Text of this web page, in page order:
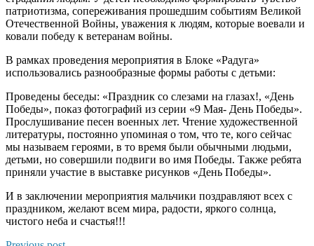
патриотизма, сопереживания прошедшим событиям Великой
Отечественной Войны, уважения к людям, которые воевали и
ковали победу к ветеранам войны.
В рамках проведения мероприятия в Блоке «Радуга»
использовались разнообразные формы работы с детьми:
Проведены беседы: «Праздник со слезами на глазах!, «День
Победы», показ фотографий из серии «9 Мая- День Победы».
Прослушивание песен военных лет. Чтение художественной
литературы, постоянно упоминая о том, что те, кого сейчас
мы называем героями, в то время были обычными людьми,
детьми, но совершили подвиги во имя Победы. Также ребята
приняли участие в выставке рисунков «День Победы».
И в заключении мероприятия мальчики поздравляют всех с
праздником, желают всем мира, радости, яркого солнца,
чистого неба и счастья!!!